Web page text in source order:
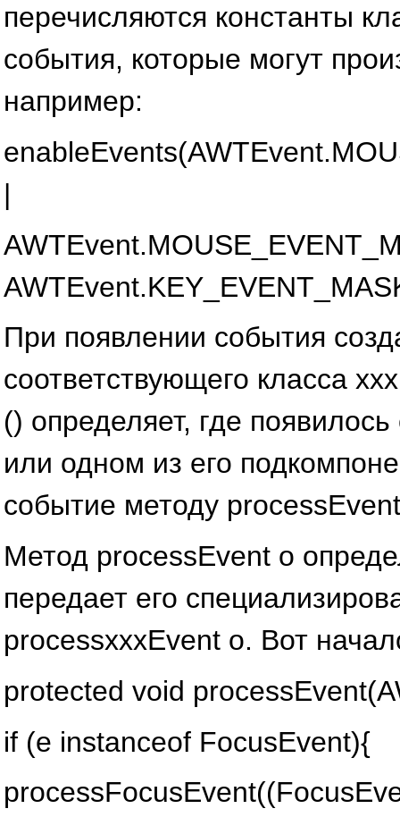
перечисляются константы
события, которые могут
например:
|
При появлении события
соответствующего класса
() определяет, где
или одном из его
событие методу
Метод processEvent о
передает его
processxxxEvent о. Вот
protected void
if (e instanceof FocusEvent){